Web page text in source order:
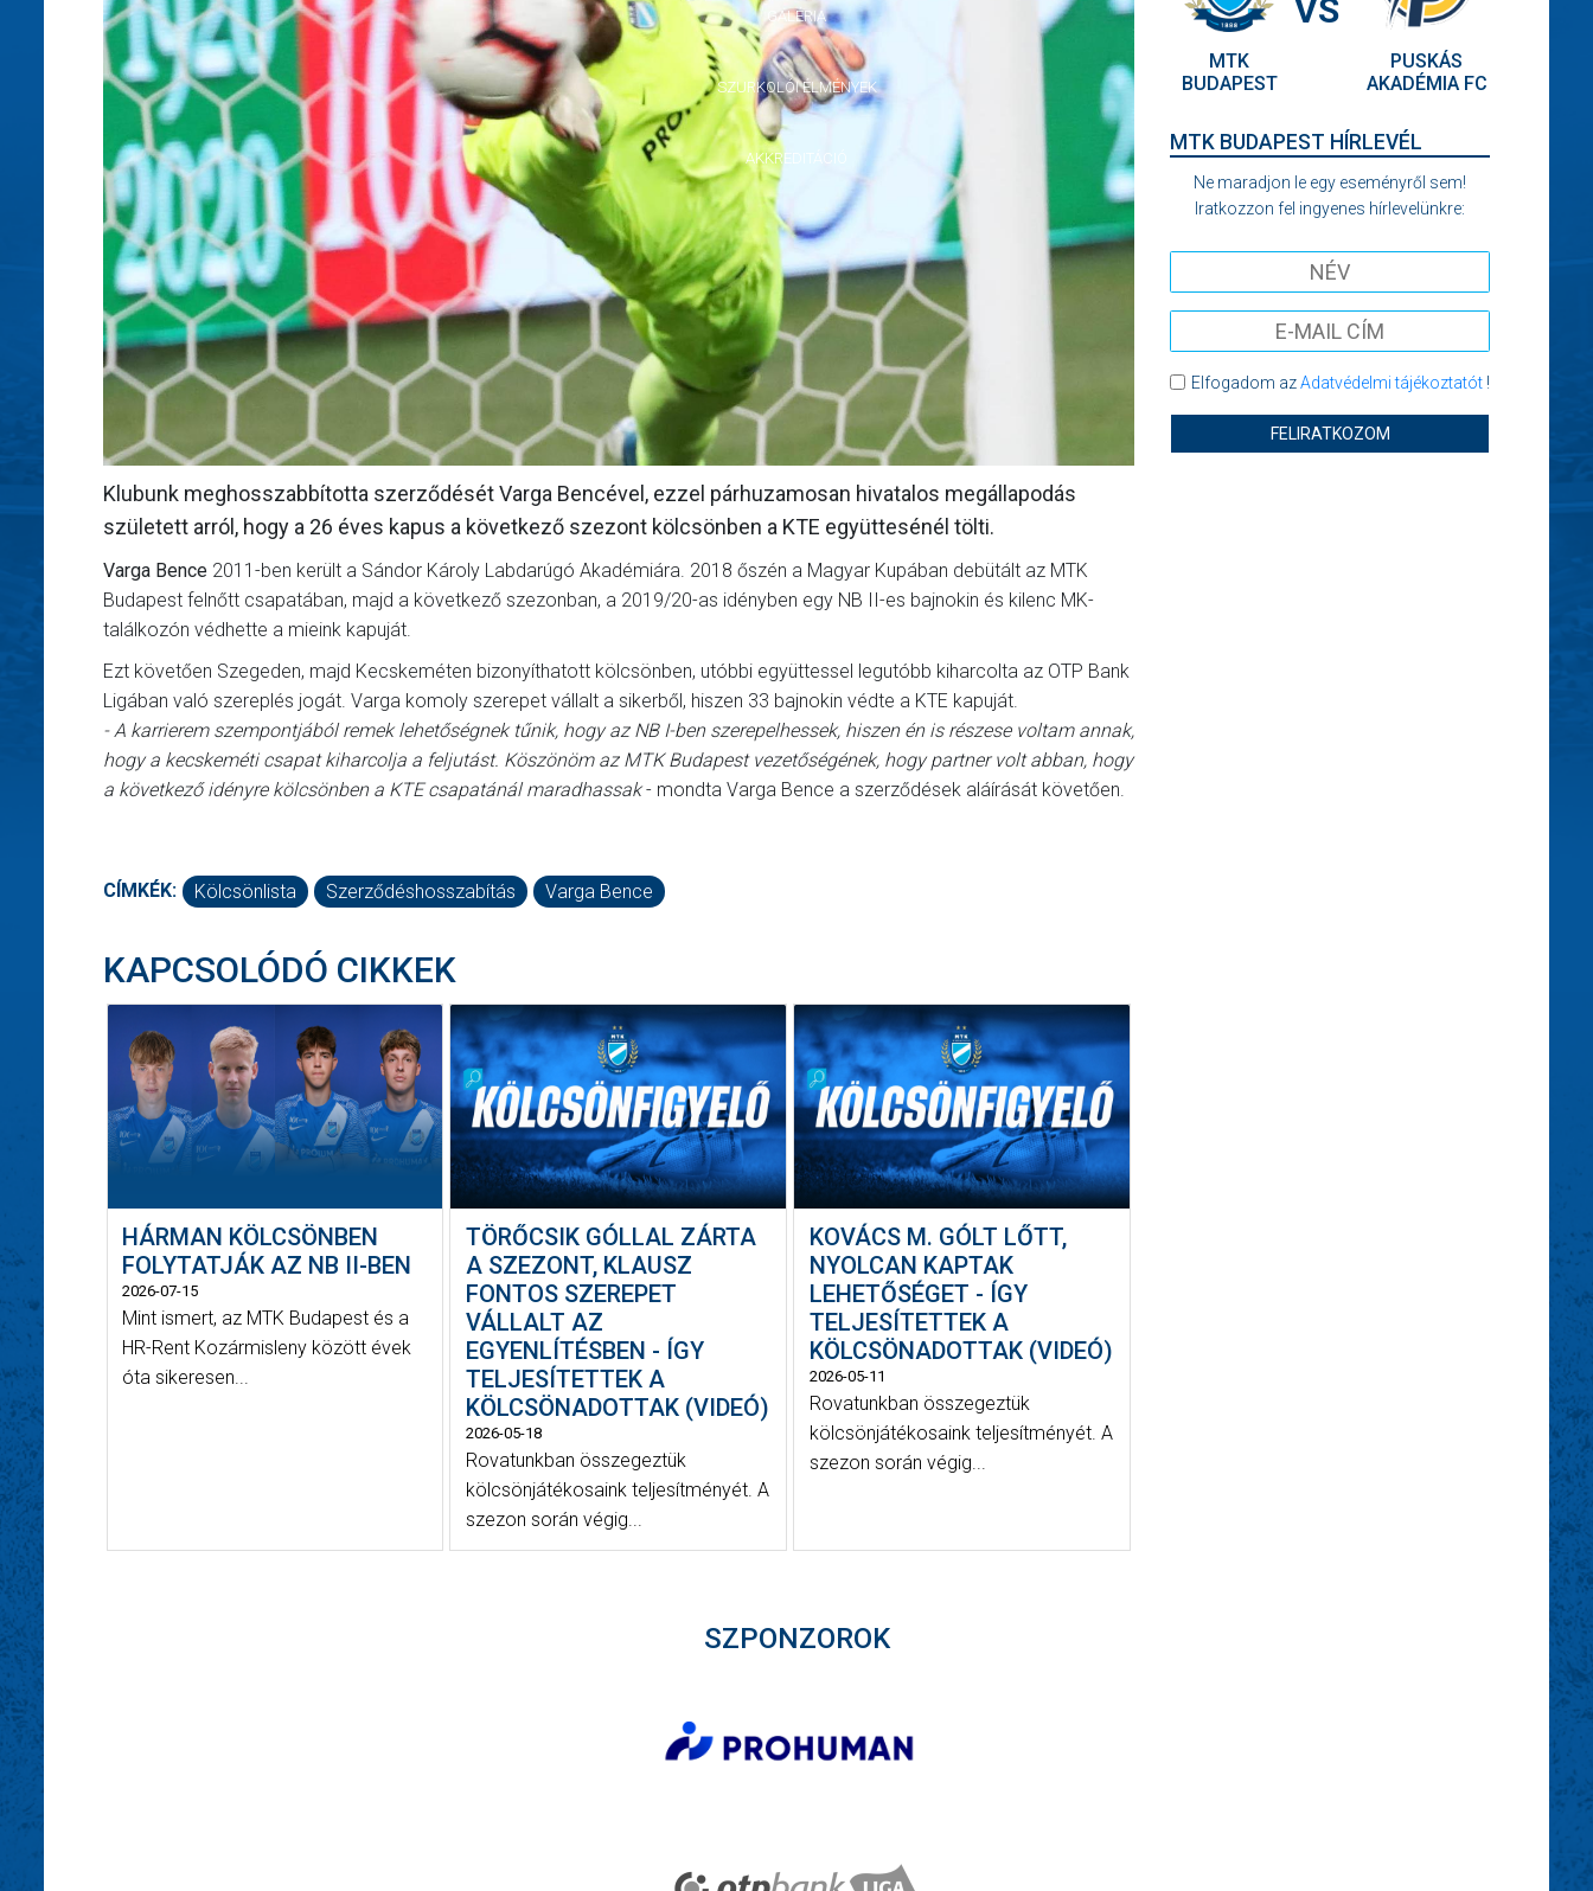
GALÉRIA
SZURKOLÓI ÉLMÉNYEK
AKKREDITÁCIÓ
Klubunk meghosszabbította szerződését Varga Bencével, ezzel párhuzamosan hivatalos megállapodás
született arról, hogy a 26 éves kapus a következő szezont kölcsönben a KTE együttesénél tölti.
Varga Bence 2011-ben került a Sándor Károly Labdarúgó Akadémiára. 2018 őszén a Magyar Kupában debütált az MTK
Budapest felnőtt csapatában, majd a következő szezonban, a 2019/20-as idényben egy NB II-es bajnokin és kilenc MK-
találkozón védhette a mieink kapuját.
Ezt követően Szegeden, majd Kecskeméten bizonyíthatott kölcsönben, utóbbi együttessel legutóbb kiharcolta az OTP Bank
Ligában való szereplés jogát. Varga komoly szerepet vállalt a sikerből, hiszen 33 bajnokin védte a KTE kapuját.
- A karrierem szempontjából remek lehetőségnek tűnik, hogy az NB I-ben szerepelhessek, hiszen én is részese voltam annak,
hogy a kecskeméti csapat kiharcolja a feljutást. Köszönöm az MTK Budapest vezetőségének, hogy partner volt abban, hogy
a következő idényre kölcsönben a KTE csapatánál maradhassak- mondta Varga Bence a szerződések aláírását követően.
CÍMKÉK: Kölcsönlista Szerződéshosszabítás Varga Bence
KAPCSOLÓDÓ CIKKEK
HÁRMAN KÖLCSÖNBEN
FOLYTATJÁK AZ NB II-BEN
2026-07-15
Mint ismert, az MTK Budapest és a
HR-Rent Kozármisleny között évek
óta sikeresen...
TÖRŐCSIK GÓLLAL ZÁRTA
A SZEZONT, KLAUSZ
FONTOS SZEREPET
VÁLLALT AZ
EGYENLÍTÉSBEN - ÍGY
TELJESÍTETTEK A
KÖLCSÖNADOTTAK (VIDEÓ)
2026-05-18
Rovatunkban összegeztük
kölcsönjátékosaink teljesítményét. A
szezon során végig...
KOVÁCS M. GÓLT LŐTT,
NYOLCAN KAPTAK
LEHETŐSÉGET - ÍGY
TELJESÍTETTEK A
KÖLCSÖNADOTTAK (VIDEÓ)
2026-05-11
Rovatunkban összegeztük
kölcsönjátékosaink teljesítményét. A
szezon során végig...
MTK
BUDAPEST
VS
PUSKÁS
AKADÉMIA FC
MTK BUDAPEST HÍRLEVÉL
Ne maradjon le egy eseményről sem!
Iratkozzon fel ingyenes hírlevelünkre:
Elfogadom azAdatvédelmi tájékoztatót!
FELIRATKOZOM
SZPONZOROK